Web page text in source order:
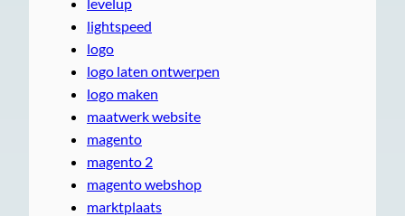
lightspeed
logo
logo laten ontwerpen
logo maken
maatwerk website
magento
magento 2
magento webshop
marktplaats